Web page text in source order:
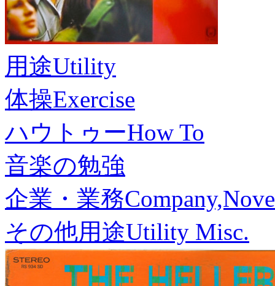
用途Utility
体操Exercise
ハウトゥーHow To
音楽の勉強
企業・業務
その他用途Utility Misc.